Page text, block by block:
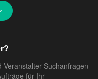
kann
wie
Die
Genehmigungen
Suchanfragen
für Ihr